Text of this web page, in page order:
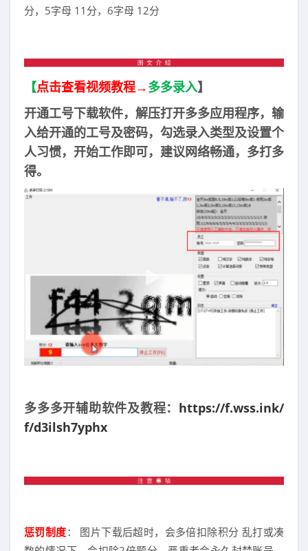
分，5字母 11分，6字母 12分
【点击查看视频教程→多多录入】
开通工号下载软件，解压打开多多应用程序，输
入给开通的工号及密码，勾选录入类型及设置个
人习惯，开始工作即可，建议网络畅通，多打多
得。
多多多开辅助软件及教程： https://f.wss.ink/
f/d3ilsh7yphx
惩罚制度： 图片下载后超时，会多倍扣除积分 乱打或凑